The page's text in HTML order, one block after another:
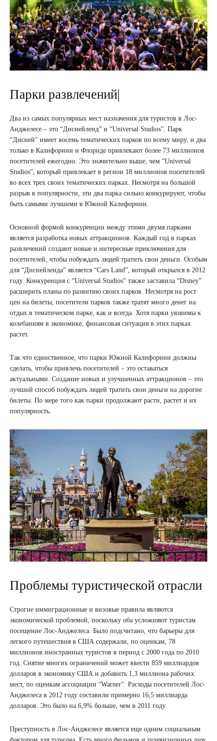
Парки развлечений|
Два из самых популярных мест назначения для туристов в Лос-
Анджелесе – это “Диснейленд” и “Universal Studios”. Парк
“Дисней” имеет восемь тематических парков по всему миру, и два
только в Калифорнии и Флориде привлекают более 73 миллионов
посетителей ежегодно. Это значительно выше, чем “Universal
Studios”, который привлекает в регион 18 миллионов посетителей
во всех трех своих тематических парках. Несмотря на большой
разрыв в популярности, эти два парка сильно конкурируют, чтобы
быть самыми лучшими в Южной Калифорнии.
Основной формой конкуренции между этими двумя парками
является разработка новых аттракционов. Каждый год в парках
развлечений создают новые и интересные приключения для
посетителей, чтобы побуждать людей тратить свои деньги. Особым
для “Диснейленда” является “Cars Land”, который открылся в 2012
году. Конкуренция с “Universal Studios” также заставила “Disney”
расширить планы по развитию своих парков. Несмотря на рост
цен на билеты, посетители парков также тратят много денег на
отдых в тематическом парке, как и всегда. Хотя парки уязвимы к
колебаниям в экономике, финансовая ситуация в этих парках
растет.
Так что единственное, что парки Южной Калифорнии должны
сделать, чтобы привлечь посетителей – это оставаться
актуальными. Создание новых и улучшенных аттракционов – это
лучший способ побуждать людей тратить свои деньги на дорогие
билеты. По мере того как парки продолжают расти, растет и их
популярность.
Проблемы туристической отрасли
Строгие иммиграционные и визовые правила являются
экономической проблемой, поскольку оба усложняют туристам
посещение Лос-Анджелеса. Было подсчитано, что барьеры для
легкого путешествия в США содержали, по оценкам, 78
миллионов иностранных туристов в период с 2000 года по 2010
год. Снятие многих ограничений может ввести 859 миллиардов
долларов в экономику США и добавить 1,3 миллиона рабочих
мест, по оценкам ассоциации “Warner”. Расходы посетителей Лос-
Анджелеса в 2012 году составили примерно 16,5 миллиарда
долларов. Это было на 6,9% больше, чем в 2011 году.
Преступность в Лос-Анджелесе является еще одним социальным